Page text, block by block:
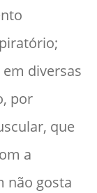
diversas
por
que
a
não gosta